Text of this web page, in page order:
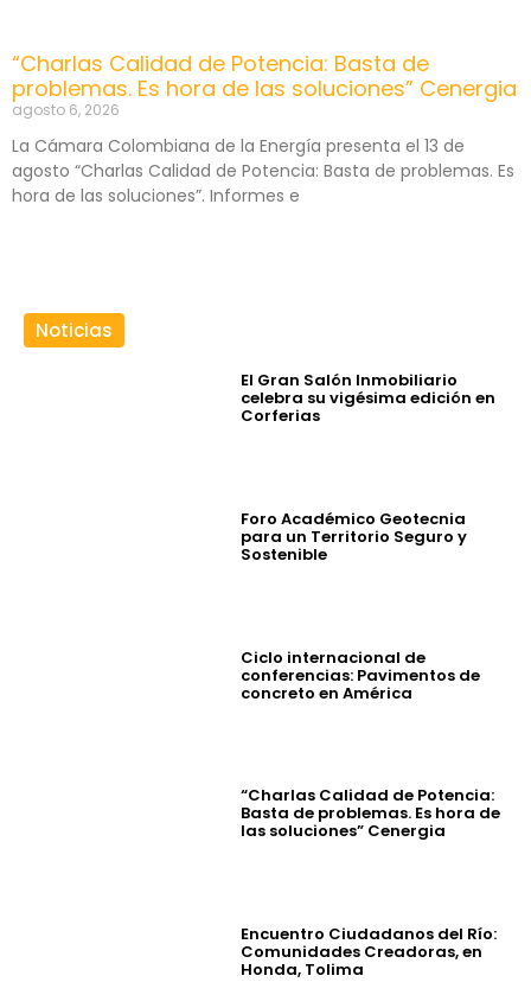
“Charlas Calidad de Potencia: Basta de
problemas. Es hora de las soluciones” Cenergia
agosto 6, 2026
La Cámara Colombiana de la Energía presenta el 13 de
agosto “Charlas Calidad de Potencia: Basta de problemas. Es
hora de las soluciones”. Informes e
Noticias
El Gran Salón Inmobiliario
celebra su vigésima edición en
Corferias
Foro Académico Geotecnia
para un Territorio Seguro y
Sostenible
Ciclo internacional de
conferencias: Pavimentos de
concreto en América
“Charlas Calidad de Potencia:
Basta de problemas. Es hora de
las soluciones” Cenergia
Encuentro Ciudadanos del Río:
Comunidades Creadoras, en
Honda, Tolima